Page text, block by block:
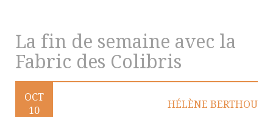
La fin de semaine avec la
Fabric des Colibris
OCT
10
HÉLÈNE BERTHOU